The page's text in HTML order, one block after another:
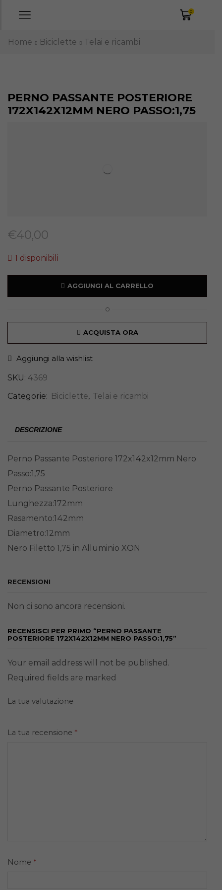
0
Home Biciclette Telai e ricambi
PERNO PASSANTE POSTERIORE
172X142X12MM NERO PASSO:1,75
€40,00
1 disponibili
AGGIUNGI AL CARRELLO
O
ACQUISTA ORA
Aggiungi alla wishlist
SKU: 4369
Categorie: Biciclette, Telai e ricambi
DESCRIZIONE
Perno Passante Posteriore 172x142x12mm Nero
Passo:1,75
Perno Passante Posteriore
Lunghezza:172mm
Rasamento:142mm
Diametro:12mm
Nero Filetto 1,75 in Alluminio XON
RECENSIONI
Non ci sono ancora recensioni.
RECENSISCI PER PRIMO “PERNO PASSANTE
POSTERIORE 172X142X12MM NERO PASSO:1,75”
Your email address will not be published.
Required fields are marked
La tua valutazione
La tua recensione *
Nome *